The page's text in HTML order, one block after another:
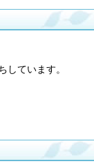
しています。